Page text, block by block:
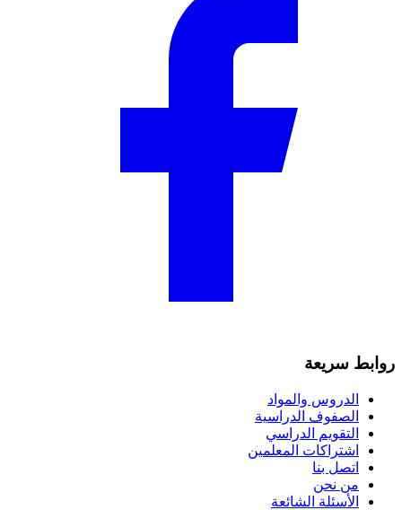
روابط سريعة
الدروس والمواد
الصفوف الدراسية
التقويم الدراسي
اشتراكات المعلمين
اتصل بنا
من نحن
الأسئلة الشائعة